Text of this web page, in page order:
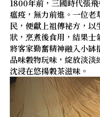
1800年前，三國時代張
瘟疫，無力前進。一位老
民，便獻上祖傳祕方，
狀，烹煮後食用，結果士
將客家勤奮精神融入小
品味穀物玩味，綻放淡
沈浸在悠揚穀茶滋味。